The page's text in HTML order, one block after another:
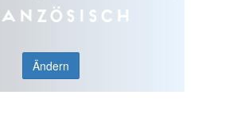
Ändern